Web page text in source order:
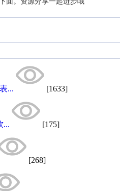
... [1633]
... [175]
[268]